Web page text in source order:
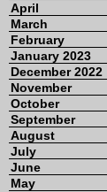
April
March
February
January 2023
December 2022
November
October
September
August
July
June
May